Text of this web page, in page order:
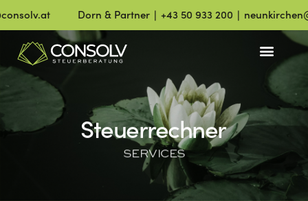
Dorn & Partner ∣ +43 50 933 200 ∣
Steuerrechner
SERVICES